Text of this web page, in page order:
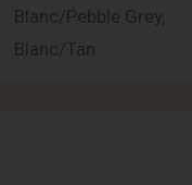
Blanc/Pebble Grey,
Blanc/Tan